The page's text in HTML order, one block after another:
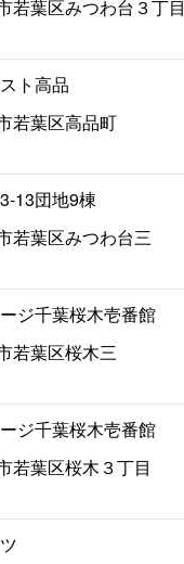
若葉区みつわ台３丁目
ト高品
若葉区高品町
13団地9棟
若葉区みつわ台三
ジ千葉桜木壱番館
若葉区桜木三
ジ千葉桜木壱番館
若葉区桜木３丁目